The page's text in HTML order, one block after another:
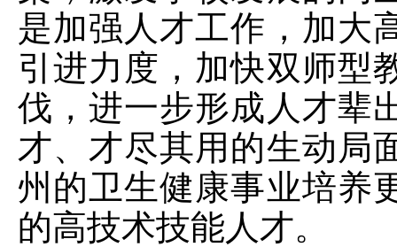
是加强人才工作，加大
引进力度，加快双师型
伐，进一步形成人才辈
才、才尽其用的生动局
州的卫生健康事业培养
的高技术技能人才。